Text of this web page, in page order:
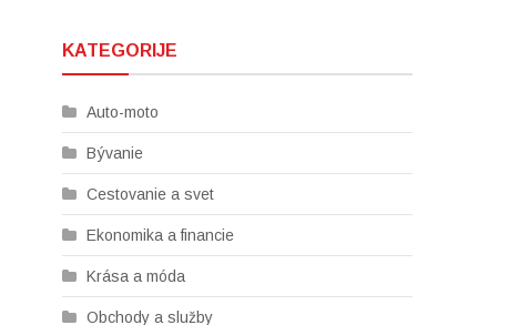
KATEGORIJE
Auto-moto
Bývanie
Cestovanie a svet
Ekonomika a financie
Krása a móda
Obchody a služby